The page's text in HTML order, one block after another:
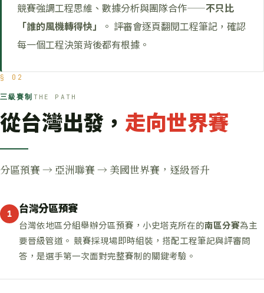
競賽強調工程思維、數據分析與團隊合作——不只比
「誰的風機轉得快」
。 評審會逐頁翻閱工程筆記，確認
每一個工程決策背後都有根據。
§ 02
三級賽制 THE PATH
從台灣出發， 走向世界賽
分區預賽 → 亞洲聯賽 → 美國世界賽，逐級晉升
1 台灣分區預賽
台灣依地區分組舉辦分區預賽，小史塔克所在的南區分賽為主
要晉級管道。 競賽採現場即時組裝，搭配工程筆記與評審問
答，是選手第一次面對完整賽制的關鍵考驗。